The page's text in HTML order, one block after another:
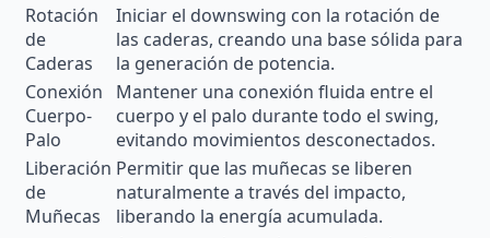
Rotación
de
Caderas
Iniciar el downswing con la rotación de
las caderas, creando una base sólida para
la generación de potencia.
Conexión
Cuerpo-
Palo
Mantener una conexión fluida entre el
cuerpo y el palo durante todo el swing,
evitando movimientos desconectados.
Liberación
de
Muñecas
Permitir que las muñecas se liberen
naturalmente a través del impacto,
liberando la energía acumulada.